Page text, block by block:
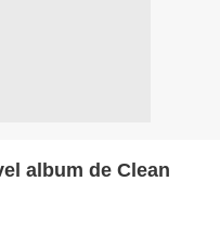
album de Clean